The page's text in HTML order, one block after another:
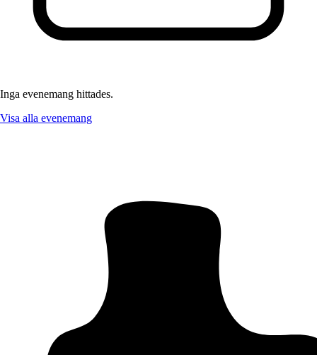
Inga evenemang hittades.
Visa alla evenemang